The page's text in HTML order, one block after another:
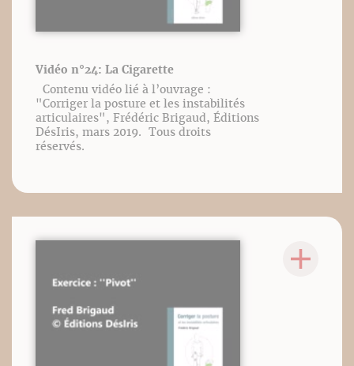
Vidéo n°24: La Cigarette
Contenu vidéo lié à l’ouvrage :
"Corriger la posture et les instabilités
articulaires", Frédéric Brigaud, Éditions
DésIris, mars 2019. Tous droits
réservés.